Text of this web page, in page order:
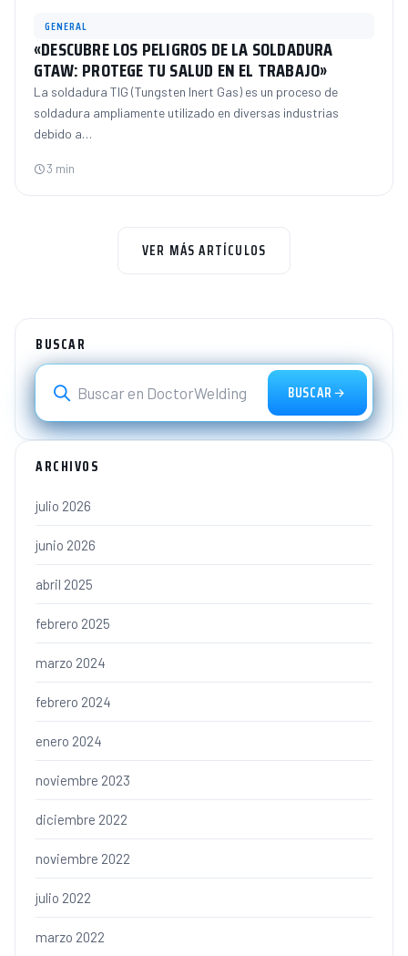
GENERAL
«DESCUBRE LOS PELIGROS DE LA SOLDADURA
GTAW: PROTEGE TU SALUD EN EL TRABAJO»
La soldadura TIG (Tungsten Inert Gas) es un proceso de
soldadura ampliamente utilizado en diversas industrias
debido a…
3 min
VER MÁS ARTÍCULOS
BUSCAR
BUSCAR
ARCHIVOS
julio 2026
junio 2026
abril 2025
febrero 2025
marzo 2024
febrero 2024
enero 2024
noviembre 2023
diciembre 2022
noviembre 2022
julio 2022
marzo 2022